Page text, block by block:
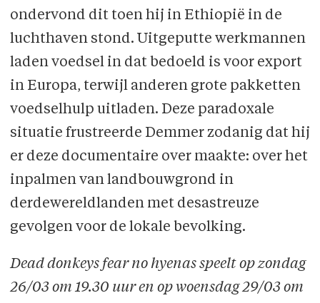
ondervond dit toen hij in Ethiopië in de
luchthaven stond. Uitgeputte werkmannen
laden voedsel in dat bedoeld is voor export
in Europa, terwijl anderen grote pakketten
voedselhulp uitladen. Deze paradoxale
situatie frustreerde Demmer zodanig dat hij
er deze documentaire over maakte: over het
inpalmen van landbouwgrond in
derdewereldlanden met desastreuze
gevolgen voor de lokale bevolking.
Dead donkeys fear no hyenas speelt op zondag
26/03 om 19.30 uur en op woensdag 29/03 om